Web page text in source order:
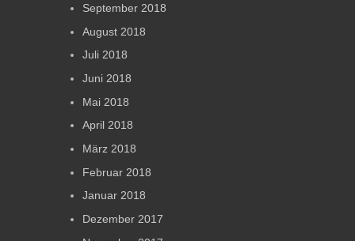
September 2018
August 2018
Juli 2018
Juni 2018
Mai 2018
April 2018
März 2018
Februar 2018
Januar 2018
Dezember 2017